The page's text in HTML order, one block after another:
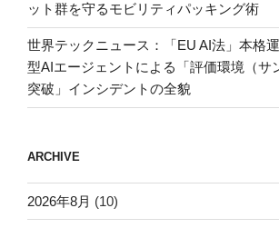
ット群を守るモビリティパッキング術
世界テックニュース：「EU AI法」本格
型AIエージェントによる「評価環境（サ
突破」インシデントの全貌
ARCHIVE
2026年8月 (10)